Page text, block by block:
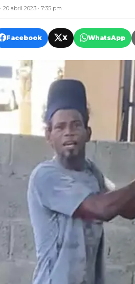
· 20 abril 2023 · 7:35 pm
Facebook X WhatsApp